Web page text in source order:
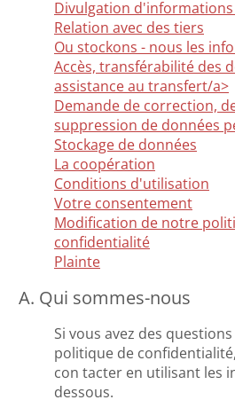
Divulgation d'informations
Relation avec des tiers
Ou stockons - nous les
Accès, transférabilité des
assistance au transfert/a>
Demande de correction,
suppression de données
Stockage de données
La coopération
Conditions d'utilisation
Votre consentement
Modification de notre
confidentialité
Plainte
A. Qui sommes-nous
Si vous avez des
politique de
con tacter en utilisant les
dessous.